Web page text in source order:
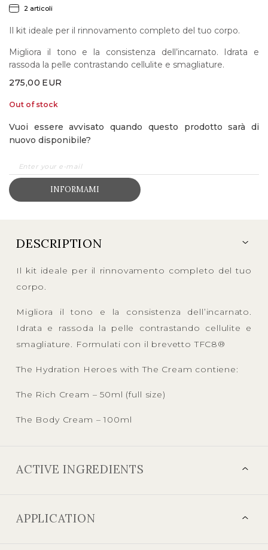
2 articoli
Il kit ideale per il rinnovamento completo del tuo corpo.
Migliora il tono e la consistenza dell’incarnato. Idrata e
rassoda la pelle contrastando cellulite e smagliature.
275,00 EUR
Out of stock
Vuoi essere avvisato quando questo prodotto sarà di
nuovo disponibile?
INFORMAMI
DESCRIPTION
Il kit ideale per il rinnovamento completo del tuo
corpo.
Migliora il tono e la consistenza dell’incarnato.
Idrata e rassoda la pelle contrastando cellulite e
smagliature. Formulati con il brevetto TFC8®
The Hydration Heroes with The Cream contiene:
The Rich Cream – 50ml (full size)
The Body Cream – 100ml
ACTIVE INGREDIENTS
APPLICATION